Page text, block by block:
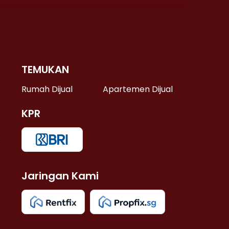
TEMUKAN
Rumah Dijual Apartemen Dijual
KPR
Jaringan Kami